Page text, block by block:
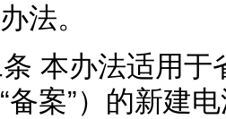
法。
本办法适用于
“备案”）的新建